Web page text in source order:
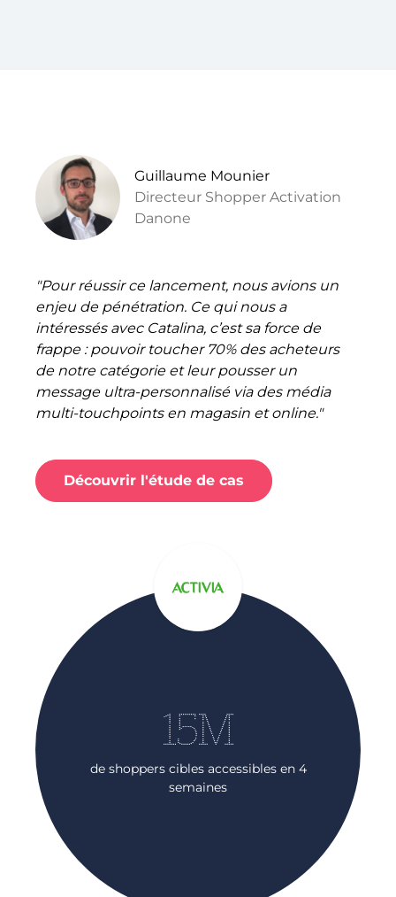
15M
de shoppers cibles accessibles en 4
semaines
Guillaume Mounier
Directeur Shopper Activation
Danone
"Pour réussir ce lancement, nous avions un
enjeu de pénétration. Ce qui nous a
intéressés avec Catalina, c’est sa force de
frappe : pouvoir toucher 70% des acheteurs
de notre catégorie et leur pousser un
message ultra-personnalisé via des média
multi-touchpoints en magasin et online."
Découvrir l'étude de cas